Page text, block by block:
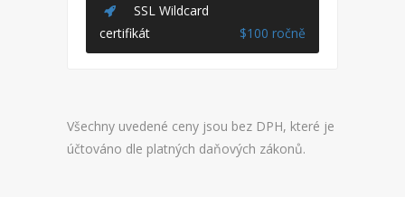
SSL Wildcard
certifikát
$100 ročně
Všechny uvedené ceny jsou bez DPH, které je
účtováno dle platných daňových zákonů.